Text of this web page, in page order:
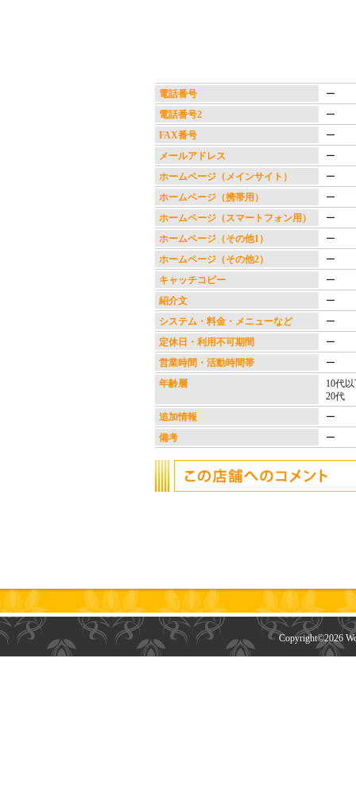
電話番号
ー
電話番号2
ー
FAX番号
ー
メールアドレス
ー
ホームページ（メインサイト）
ー
ホームページ（携帯用）
ー
ホームページ（スマートフォン用）
ー
ホームページ（その他1）
ー
ホームページ（その他2）
ー
キャッチコピー
ー
紹介文
ー
システム・料金・メニューなど
ー
定休日・利用不可期間
ー
営業時間・活動時間帯
ー
年齢層
10代
20代
追加情報
ー
備考
ー
Copyright©2026